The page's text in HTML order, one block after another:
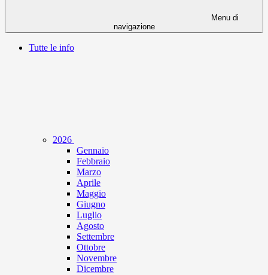
Menu di
navigazione
Tutte le info
2026
Gennaio
Febbraio
Marzo
Aprile
Maggio
Giugno
Luglio
Agosto
Settembre
Ottobre
Novembre
Dicembre